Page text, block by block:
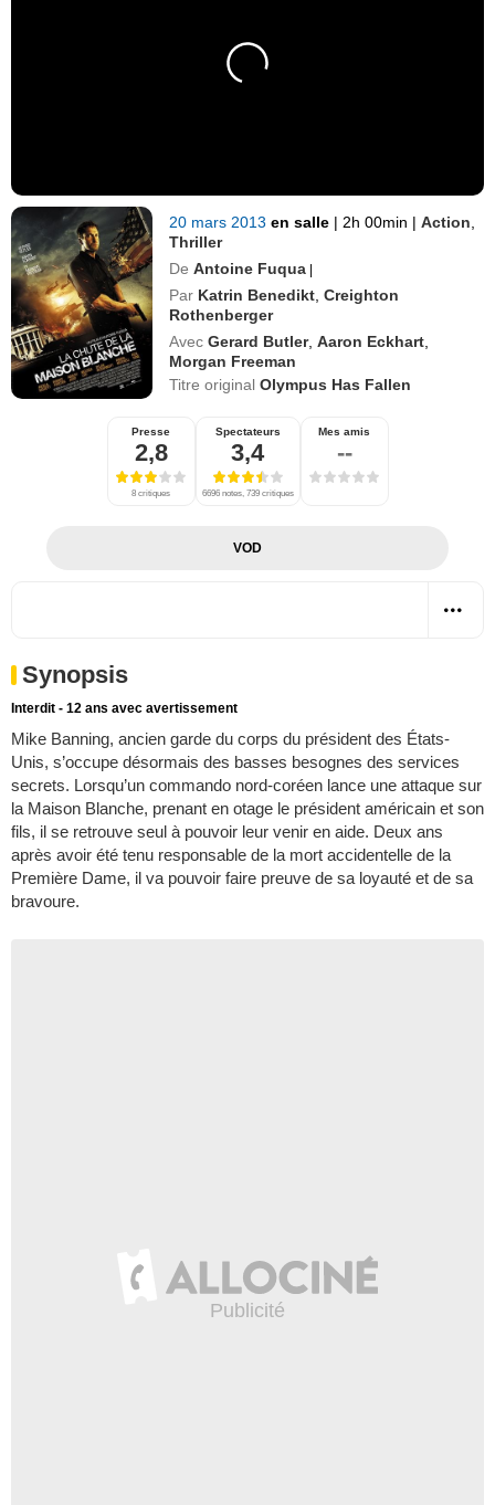
20 mars 2013en salle | 2h 00min | Action
Thriller
De Antoine Fuqua |
Par Katrin Benedikt ,Creighton
Rothenberger
Avec Gerard Butler,Aaron Eckhart
Morgan Freeman
Titre originalOlympus Has Fallen
Presse
2,8
8 critiques
Spectateurs
3,4
6696 notes, 739 critiques
Mes amis
--
VOD
Synopsis
Interdit - 12 ans avec avertissement
Mike Banning, ancien garde du corps du président des États-
Unis, s’occupe désormais des basses besognes des services
secrets. Lorsqu’un commando nord-coréen lance une attaque sur
la Maison Blanche, prenant en otage le président américain et son
fils, il se retrouve seul à pouvoir leur venir en aide. Deux ans
après avoir été tenu responsable de la mort accidentelle de la
Première Dame, il va pouvoir faire preuve de sa loyauté et de sa
bravoure.